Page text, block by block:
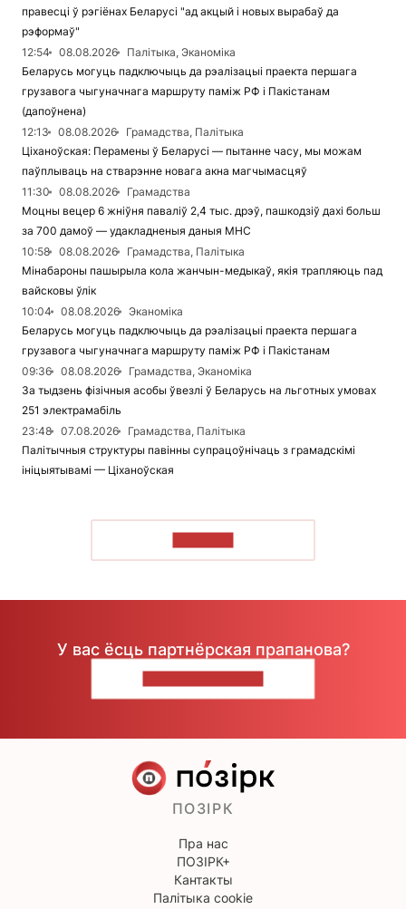
правесці ў рэгіёнах Беларусі "ад акцый і новых вырабаў да
рэформаў"
12:54
08.08.2026
Палітыка, Эканоміка
Беларусь могуць падключыць да рэалізацыі праекта першага
грузавога чыгуначнага маршруту паміж РФ і Пакістанам
(дапоўнена)
12:13
08.08.2026
Грамадства, Палітыка
Ціханоўская: Перамены ў Беларусі — пытанне часу, мы можам
паўплываць на стварэнне новага акна магчымасцяў
11:30
08.08.2026
Грамадства
Моцны вецер 6 жніўня паваліў 2,4 тыс. дрэў, пашкодзіў дахі больш
за 700 дамоў — удакладненыя даныя МНС
10:58
08.08.2026
Грамадства, Палітыка
Мінабароны пашырыла кола жанчын-медыкаў, якія трапляюць пад
вайсковы ўлік
10:04
08.08.2026
Эканоміка
Беларусь могуць падключыць да рэалізацыі праекта першага
грузавога чыгуначнага маршруту паміж РФ і Пакістанам
09:36
08.08.2026
Грамадства, Эканоміка
За тыдзень фізічныя асобы ўвезлі ў Беларусь на льготных умовах
251 электрамабіль
23:48
07.08.2026
Грамадства, Палітыка
Палітычныя структуры павінны супрацоўнічаць з грамадскімі
ініцыятывамі — Ціханоўская
У вас ёсць партнёрская прапанова?
ПОЗІРК
Пра нас
ПОЗІРК+
Кантакты
Палітыка cookie